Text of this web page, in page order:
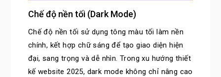
Chế độ nền tối (Dark Mode)
Chế độ nền tối sử dụng tông màu tối làm nền
chính, kết hợp chữ sáng để tạo giao diện hiện
đại, sang trọng và dễ nhìn. Trong xu hướng thiết
kế website 2025, dark mode không chỉ nâng cao